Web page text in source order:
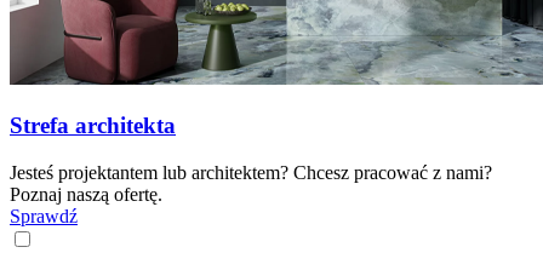
Strefa architekta
Jesteś projektantem lub architektem? Chcesz pracować z nami?
Poznaj naszą ofertę.
Sprawdź